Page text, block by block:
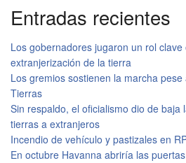
Entradas recientes
Los gobernadores jugaron un rol
extranjerización de la tierra
Los gremios sostienen la marcha
Tierras
Sin respaldo, el oficialismo dio de baja
tierras a extranjeros
Incendio de vehículo y pastizales en
En octubre Havanna abriría las